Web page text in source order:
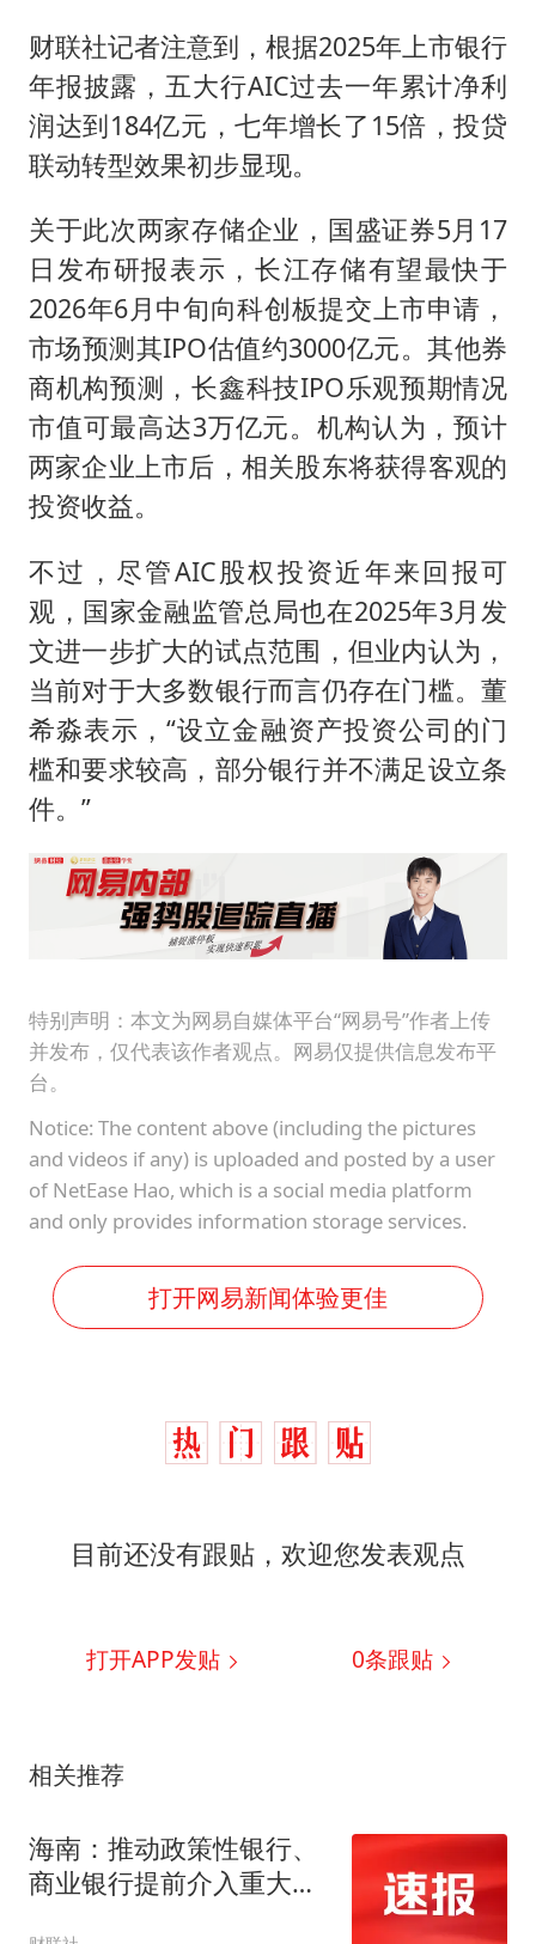
财联社记者注意到，根据2025年上市银行
年报披露，五大行AIC过去一年累计净利
润达到184亿元，七年增长了15倍，投贷
联动转型效果初步显现。
关于此次两家存储企业，国盛证券5月17
日发布研报表示，长江存储有望最快于
2026年6月中旬向科创板提交上市申请，
市场预测其IPO估值约3000亿元。其他券
商机构预测，长鑫科技IPO乐观预期情况
市值可最高达3万亿元。机构认为，预计
两家企业上市后，相关股东将获得客观的
投资收益。
不过，尽管AIC股权投资近年来回报可
观，国家金融监管总局也在2025年3月发
文进一步扩大的试点范围，但业内认为，
当前对于大多数银行而言仍存在门槛。董
希淼表示，“设立金融资产投资公司的门
槛和要求较高，部分银行并不满足设立条
件。”
特别声明：本文为网易自媒体平台“网易号”作者上传
并发布，仅代表该作者观点。网易仅提供信息发布平
台。
Notice: The content above (including the pictures
and videos if any) is uploaded and posted by a user
of NetEase Hao, which is a social media platform
and only provides information storage services.
打开网易新闻体验更佳
目前还没有跟贴，欢迎您发表观点
打开APP发贴 0条跟贴
相关推荐
海南：推动政策性银行、
商业银行提前介入重大项